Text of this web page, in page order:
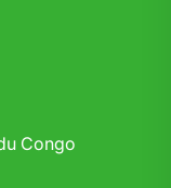
Congo